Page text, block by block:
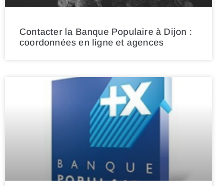
Contacter la Banque Populaire à Dijon :
coordonnées en ligne et agences